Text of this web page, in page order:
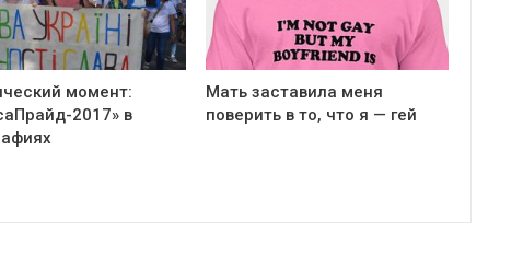
момент:
2017» в
Мать заставила меня
поверить в то, что я — гей